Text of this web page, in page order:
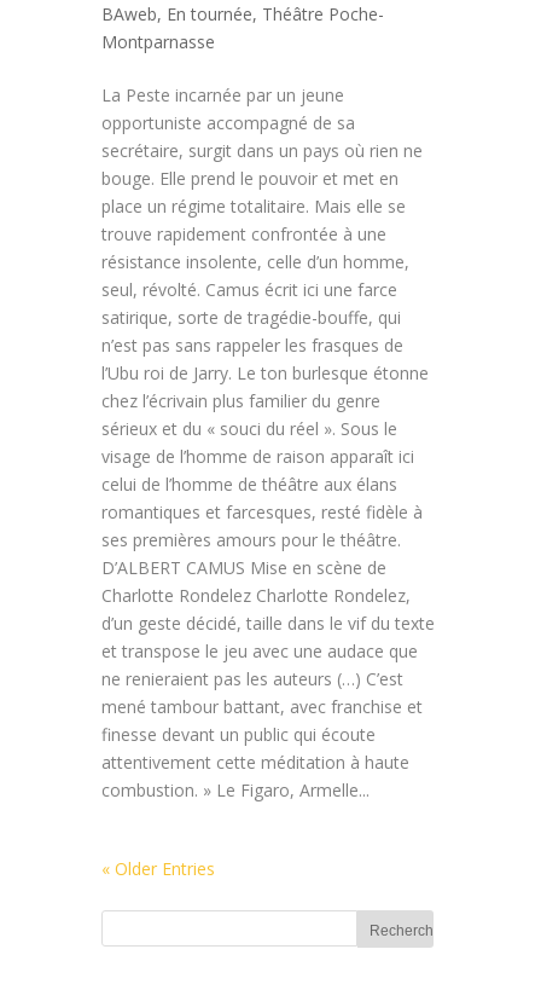
BAweb, En tournée, Théâtre Poche-
Montparnasse
La Peste incarnée par un jeune
opportuniste accompagné de sa
secrétaire, surgit dans un pays où rien ne
bouge. Elle prend le pouvoir et met en
place un régime totalitaire. Mais elle se
trouve rapidement confrontée à une
résistance insolente, celle d’un homme,
seul, révolté. Camus écrit ici une farce
satirique, sorte de tragédie-bouffe, qui
n’est pas sans rappeler les frasques de
l’Ubu roi de Jarry. Le ton burlesque étonne
chez l’écrivain plus familier du genre
sérieux et du « souci du réel ». Sous le
visage de l’homme de raison apparaît ici
celui de l’homme de théâtre aux élans
romantiques et farcesques, resté fidèle à
ses premières amours pour le théâtre.
D’ALBERT CAMUS Mise en scène de
Charlotte Rondelez Charlotte Rondelez,
d’un geste décidé, taille dans le vif du texte
et transpose le jeu avec une audace que
ne renieraient pas les auteurs (…) C’est
mené tambour battant, avec franchise et
finesse devant un public qui écoute
attentivement cette méditation à haute
combustion. » Le Figaro, Armelle...
« Older Entries